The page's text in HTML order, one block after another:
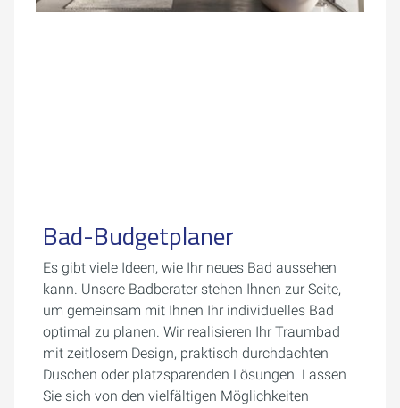
Bad-Budgetplaner
Es gibt viele Ideen, wie Ihr neues Bad aussehen
kann. Unsere Badberater stehen Ihnen zur Seite,
um gemeinsam mit Ihnen Ihr individuelles Bad
optimal zu planen. Wir realisieren Ihr Traumbad
mit zeitlosem Design, praktisch durchdachten
Duschen oder platzsparenden Lösungen. Lassen
Sie sich von den vielfältigen Möglichkeiten